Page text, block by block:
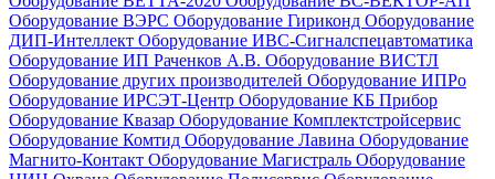
Оборудование ВЭРС Оборудование Гириконд Оборудование
ДИП-Интеллект Оборудование ИВС-Сигналспецавтоматика
Оборудование ИП Раченков А.В. Оборудование ВИСТЛ
Оборудование других производителей Оборудование ИПРо
Оборудование ИРСЭТ-Центр Оборудование КБ Прибор
Оборудование Квазар Оборудование Комплектстройсервис
Оборудование Комтид Оборудование Лавина Оборудование
Магнито-Контакт Оборудование Магистраль Оборудование